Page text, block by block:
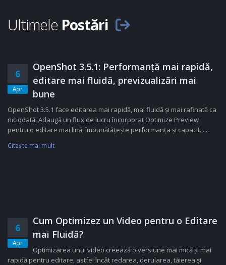
Ultimele Postări
6
Apr
OpenShot 3.5.1: Performanță mai rapidă,
editare mai fluidă, previzualizări mai
bune
OpenShot 3.5.1 face editarea mai rapidă, mai fluidă și mai rafinată ca
niciodată. Adaugă un flux de lucru încorporat Optimize Preview
pentru o editare mai lină, îmbunătățește performanța și capacit......
Citeşte mai mult
6
Apr
Cum Optimizez un Video pentru o Editare
mai Fluidă?
Optimizarea unui video creează o versiune mai mică și mai
rapidă pentru editare, astfel încât redarea, derularea, tăierea și